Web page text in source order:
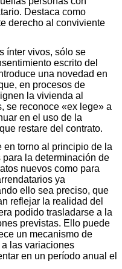
Destaca como
derecho al conviviente
ínter vivos, sólo se
escrito del
una novedad en
en procesos de
la vivienda al
se reconoce «ex lege» a
en el uso de la
restare del contrato.
en torno al principio de la
para la determinación de
nuevos como para
ya
ello sea preciso, que
reflejar la realidad del
podido trasladarse a la
previstas. Ello puede
un mecanismo de
las variaciones
en un período anual el